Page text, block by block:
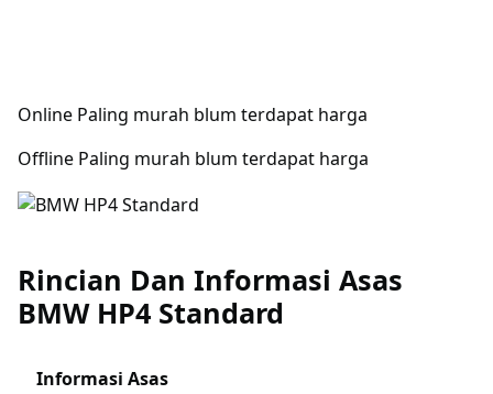
Online Paling murah blum terdapat harga
Offline Paling murah blum terdapat harga
Rincian Dan Informasi Asas
BMW HP4 Standard
Informasi Asas